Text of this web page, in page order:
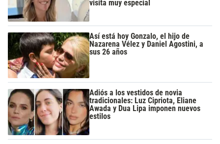
visita muy especial
Así está hoy Gonzalo, el hijo de
Nazarena Vélez y Daniel Agostini, a
sus 26 años
Adiós a los vestidos de novia
tradicionales: Luz Cipriota, Eliane
Awada y Dua Lipa imponen nuevos
estilos